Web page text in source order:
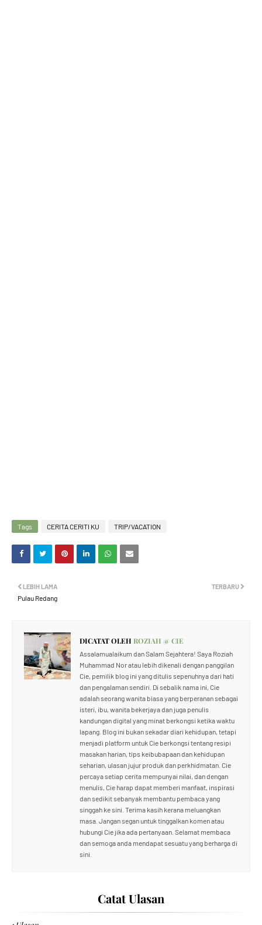
Tags CERITA CERITI KU TRIP/VACATION
TERBARU
LEBIH LAMA
Pulau Redang
DICATAT OLEH ROZIAH @ CIE
Assalamualaikum dan Salam Sejahtera! Saya Roziah
Muhammad Nor atau lebih dikenali dengan panggilan
Cie, pemilik blog ini yang ditulis sepenuhnya dari hati
dan pengalaman sendiri. Di sebalik nama ini, Cie
adalah seorang wanita biasa yang berperanan sebagai
isteri, ibu, wanita bekerjaya dan juga penulis
kandungan digital yang minat berkongsi ketika waktu
lapang. Blog ini bukan sekadar diari kehidupan, tetapi
menjadi platform untuk Cie berkongsi tentang resipi
masakan harian, tips keibubapaan dan kehidupan
seharian, ulasan jujur produk dan perkhidmatan. Cie
percaya setiap cerita mempunyai nilai, dan dengan
menulis, Cie harap dapat memberi manfaat, inspirasi
dan sedikit sebanyak membantu pembaca yang
singgah ke sini. Terima kasih kerana meluangkan
masa. Jangan segan untuk tinggalkan komen atau
hubungi Cie jika ada pertanyaan. Selamat membaca
dan semoga anda mendapat sesuatu yang berharga di
sini.
Catat Ulasan